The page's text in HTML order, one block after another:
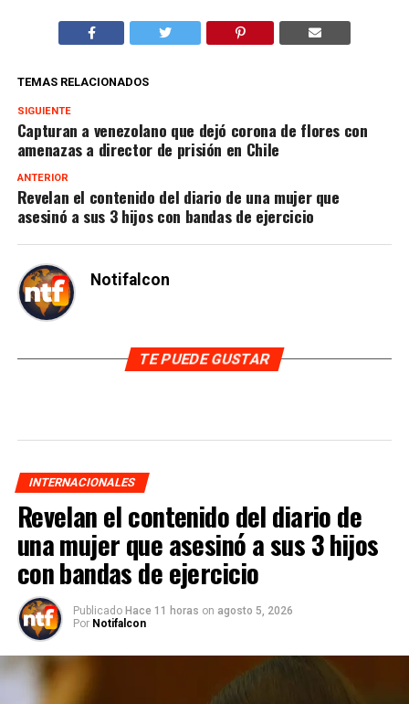
TEMAS RELACIONADOS
SIGUIENTE
Capturan a venezolano que dejó corona de flores con
amenazas a director de prisión en Chile
ANTERIOR
Revelan el contenido del diario de una mujer que
asesinó a sus 3 hijos con bandas de ejercicio
Notifalcon
TE PUEDE GUSTAR
INTERNACIONALES
Revelan el contenido del diario de
una mujer que asesinó a sus 3 hijos
con bandas de ejercicio
Publicado Hace 11 horas on agosto 5, 2026
Por Notifalcon